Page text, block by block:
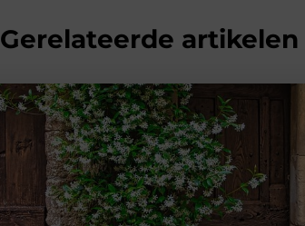
Gerelateerde artikelen